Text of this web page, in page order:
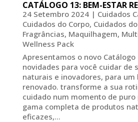
CATÁLOGO 13: BEM-ESTAR
24 Setembro 2024| Cuidados
Cuidados do Corpo, Cuidados
Fragrâncias, Maquilhagem,
Wellness Pack
Apresentamos o novo
novidades para você cuidar de
naturais e inovadores, para
renovado. transforme a sua
cuidado num momento de puro
gama completa de produtos
eficazes,...